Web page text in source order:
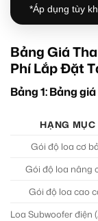
*Áp dụng tùy
Bảng Giá
Phí Lắp Đặt
Bảng 1: Bảng
HẠNG MỤC
Gói độ loa cơ
Gói độ loa nâng
Gói độ loa cao
Loa Subwoofer điện